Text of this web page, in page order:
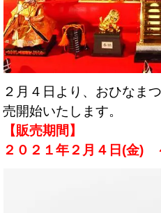
２月４日より、おひなま
売開始いたします。
【販売期間】
２０２１年２月４日(金)